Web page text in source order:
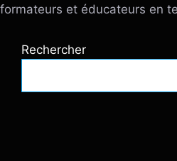
formateurs et éducateurs en
Rechercher